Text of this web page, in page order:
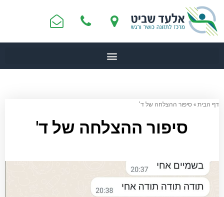
דף הבית»סיפור ההצלחה של ד'
סיפור ההצלחה של ד'